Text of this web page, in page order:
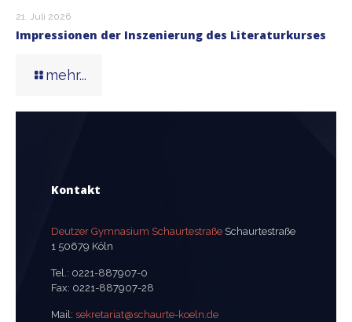
21. Juli 2026
Impressionen der Inszenierung des Literaturkurses
mehr...
Kontakt
Deutzer Gymnasium Schaurtestraße Schaurtestraße
1 50679 Köln
Tel.: 0221-887907-0
Fax: 0221-887907-28
Mail: sekretariat@schaurte-koeln.de